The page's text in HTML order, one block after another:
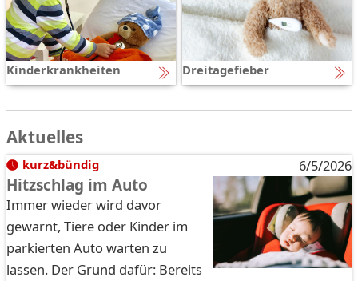
Kinderkrankheiten Dreitagefieber
Aktuelles
kurz&bündig 6/5/2026
Hitzschlag im Auto
Immer wieder wird davor
gewarnt, Tiere oder Kinder im
parkierten Auto warten zu
lassen. Der Grund dafür: Bereits